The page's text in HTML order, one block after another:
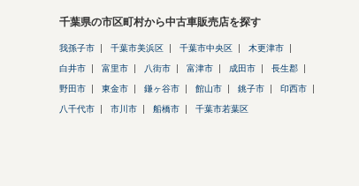
千葉県の市区町村から中古車販売店を探す
我孫子市 千葉市美浜区 千葉市中央区 木更津市
白井市 富里市 八街市 富津市 成田市 長生郡
野田市 東金市 鎌ヶ谷市 館山市 銚子市 印西市
八千代市 市川市 船橋市 千葉市若葉区